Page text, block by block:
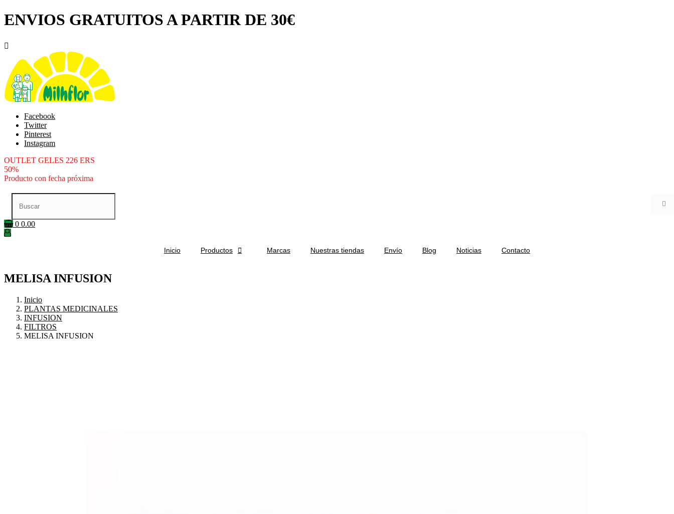
ENVIOS GRATUITOS A PARTIR DE 30€

Facebook
Twitter
Pinterest
Instagram
OUTLET GELES 226 ERS
50%
Producto con fecha próxima

0 0.00
Inicio Productos  Marcas Nuestras tiendas Envío Blog Noticias Contacto
MELISA INFUSION
Inicio
PLANTAS MEDICINALES
INFUSION
FILTROS
MELISA INFUSION